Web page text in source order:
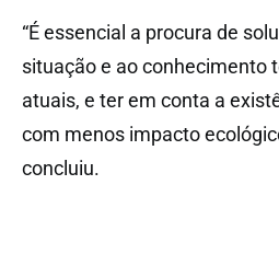
“É essencial a procura de
situação e ao conhecimento
atuais, e ter em conta a
com menos impacto
concluiu.